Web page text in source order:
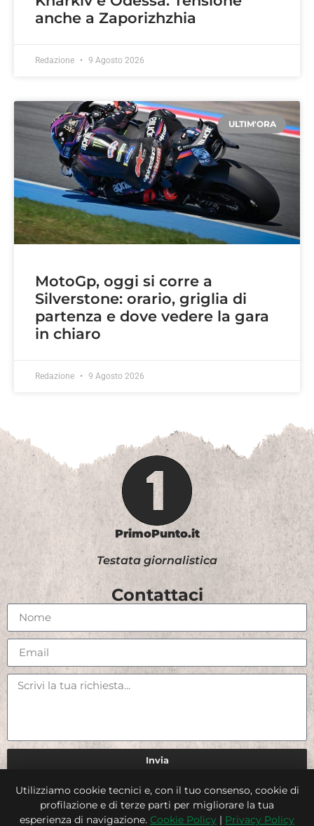
anche a Zaporizhzhia
Redazione 9 Agosto 2026
ULTIM'ORA
MotoGp, oggi si corre a
Silverstone: orario, griglia di
partenza e dove vedere la gara
in chiaro
Redazione 9 Agosto 2026
PrimoPunto.it
Testata giornalistica
Contattaci
Invia
Credits
Utilizziamo cookie tecnici e, con il tuo consenso, cookie di
profilazione e di terze parti per migliorare la tua
esperienza di navigazione. Cookie Policy | Privacy Policy